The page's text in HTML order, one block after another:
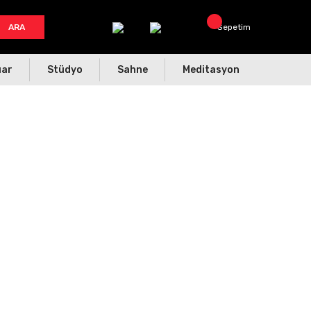
ARA Sepetim
Stüdyo Sahne Meditasyon